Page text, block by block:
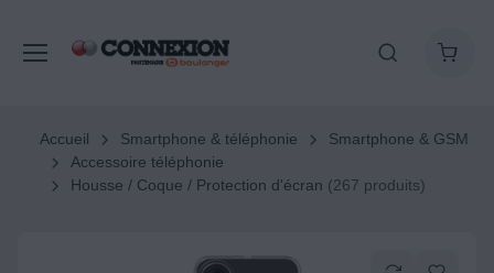
Accueil Smartphone & téléphonie
Smartphone & GSM
Accessoire téléphonie
Housse / Coque / Protection d'écran (267 produits)